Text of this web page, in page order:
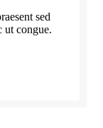
sed
ut congue.